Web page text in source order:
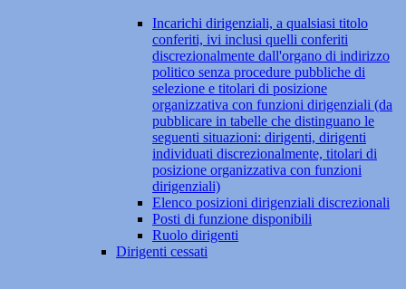
Incarichi dirigenziali, a qualsiasi titolo
conferiti, ivi inclusi quelli conferiti
discrezionalmente dall'organo di indirizzo
politico senza procedure pubbliche di
selezione e titolari di posizione
organizzativa con funzioni dirigenziali (da
pubblicare in tabelle che distinguano le
seguenti situazioni: dirigenti, dirigenti
individuati discrezionalmente, titolari di
posizione organizzativa con funzioni
dirigenziali)
Elenco posizioni dirigenziali discrezionali
Posti di funzione disponibili
Ruolo dirigenti
Dirigenti cessati